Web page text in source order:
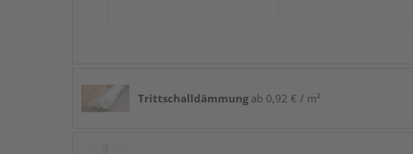
Trittschalldämmung ab 0,92 € / m²